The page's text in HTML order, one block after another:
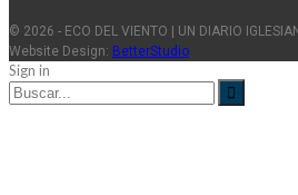
© 2026 - ECO DEL VIENTO | UN DIARIO
Website Design: BetterStudio
Sign in